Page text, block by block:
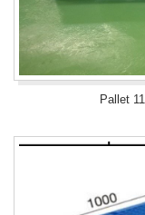
Pallet